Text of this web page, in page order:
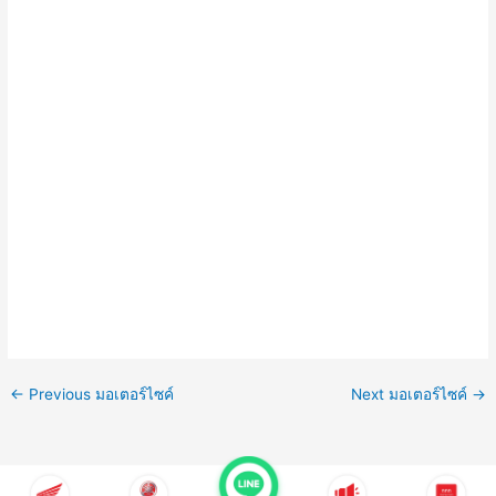
← Previous มอเตอร์ไซค์ Next มอเตอร์ไซค์ →